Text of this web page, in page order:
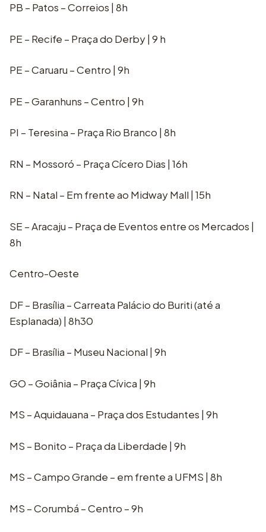
PB – Patos – Correios | 8h
PE – Recife – Praça do Derby | 9 h
PE – Caruaru – Centro | 9h
PE – Garanhuns – Centro | 9h
PI – Teresina – Praça Rio Branco | 8h
RN – Mossoró – Praça Cícero Dias | 16h
RN – Natal – Em frente ao Midway Mall | 15h
SE – Aracaju – Praça de Eventos entre os Mercados |
8h
Centro-Oeste
DF – Brasília – Carreata Palácio do Buriti (até a
Esplanada) | 8h30
DF – Brasília – Museu Nacional | 9h
GO – Goiânia – Praça Cívica | 9h
MS – Aquidauana – Praça dos Estudantes | 9h
MS – Bonito – Praça da Liberdade | 9h
MS – Campo Grande – em frente a UFMS | 8h
MS – Corumbá – Centro – 9h